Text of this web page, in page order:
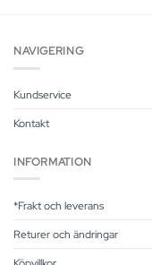
NAVIGERING
Kundservice
Kontakt
INFORMATION
*Frakt och leverans
Returer och ändringar